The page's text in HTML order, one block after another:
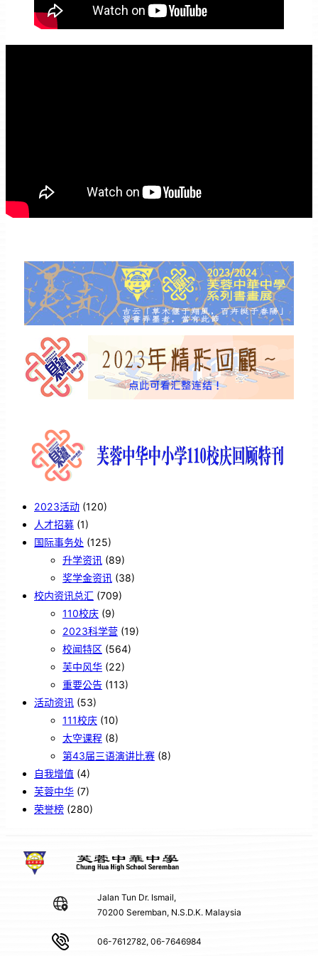
2023活动 (120)
人才招募 (1)
国际事务处 (125)
升学资讯 (89)
奖学金资讯 (38)
校内资讯总汇 (709)
110校庆 (9)
2023科学营 (19)
校闻特区 (564)
芙中风华 (22)
重要公告 (113)
活动资讯 (53)
111校庆 (10)
太空课程 (8)
第43届三语演讲比赛 (8)
自我增值 (4)
芙蓉中华 (7)
荣誉榜 (280)
Jalan Tun Dr. Ismail,
70200 Seremban, N.S.D.K. Malaysia
06-7612782, 06-7646984